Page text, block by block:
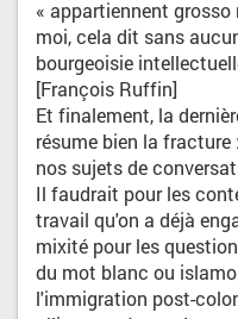
« appartiennent
moi, cela dit sans
bourgeoisie
[François Ruffin]
Et finalement, la
résume bien la
nos sujets de
Il faudrait pour les
travail qu'on a déjà
mixité pour les
du mot blanc ou
l'immigration post-